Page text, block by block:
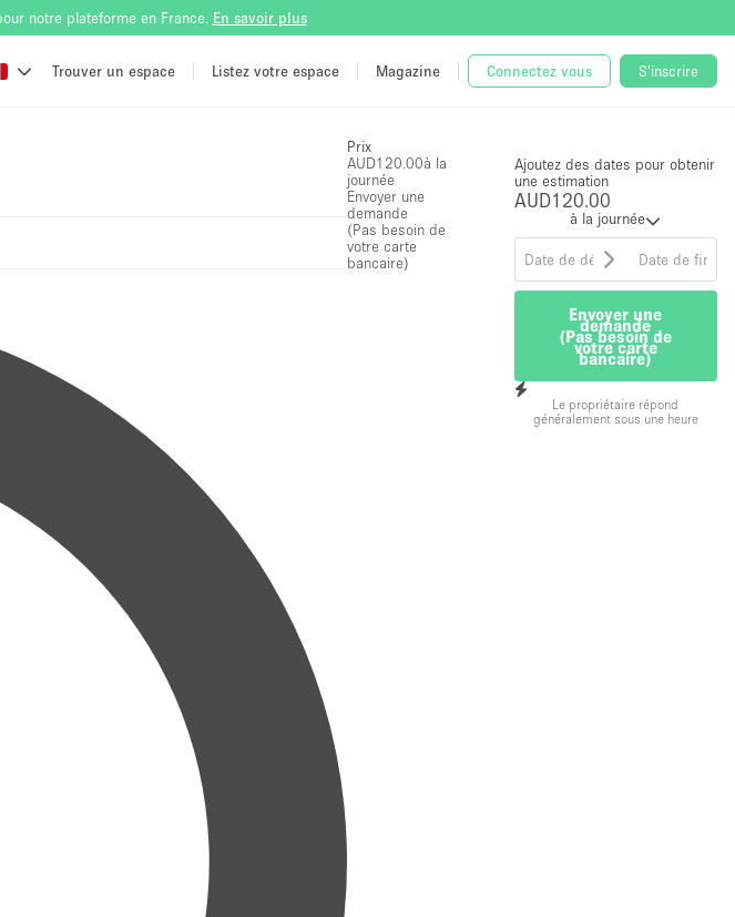
notre plateforme en France. En savoir plus
Trouver un espace Listez votre espace Magazine Connectez vous S'inscrire
Ajoutez des dates pour obtenir
une estimation
AUD120.00
à la journée
Envoyer une
demande
(Pas besoin de
votre carte
bancaire)
Le propriétaire répond
généralement sous une heure
Prix
AUD120.00à la
journée
Envoyer une
demande
(Pas besoin de
votre carte
bancaire)